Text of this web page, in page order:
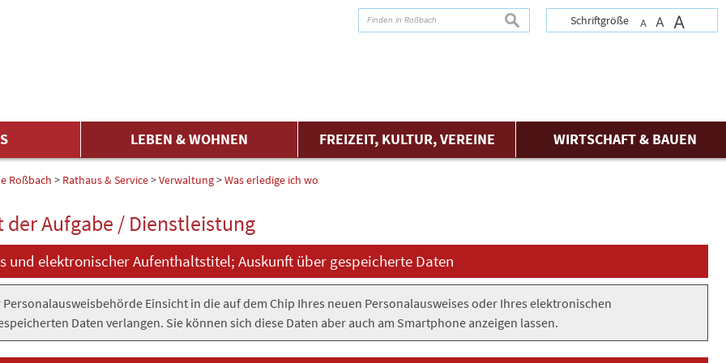
Schriftgröße A A A
suchen
LEBEN & WOHNEN FREIZEIT, KULTUR, VEREINE WIRTSCHAFT & BAUEN
Roßbach > Rathaus & Service>Verwaltung>Was erledige ich wo
Aufgabe / Dienstleistung
und elektronischer Aufenthaltstitel; Auskunft über gespeicherte Daten
Einsicht in die auf dem Chip Ihres neuen Personalausweises oder Ihres elektronischen
Daten verlangen. Sie können sich diese Daten aber auch am Smartphone anzeigen lassen.